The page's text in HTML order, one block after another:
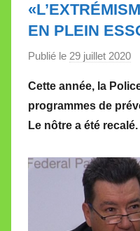
EN PLEIN
Publié le 29 juillet 2020
r
M
i
e
i
l
l
Cette année, la
programmes de
Le nôtre a été recalé.